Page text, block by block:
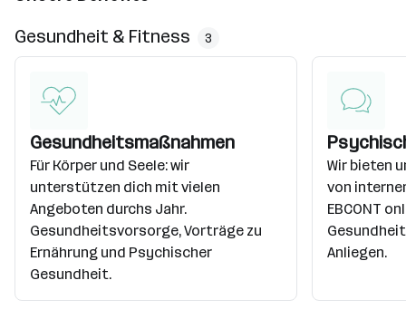
Gesundheit & Fitness 3
Gesundheitsmaßnahmen
Für Körper und Seele: wir
unterstützen dich mit vielen
Angeboten durchs Jahr.
Gesundheitsvorsorge, Vorträge zu
Ernährung und Psychischer
Gesundheit.
Wir bieten
von
EBCONT
Anliegen.